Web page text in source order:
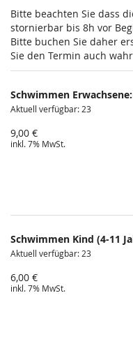
Bitte beachten Sie dass
stornierbar bis 8h vor
Bitte buchen Sie daher
Sie den Termin auch
Schwimmen
Aktuell verfügbar: 23
9,00 €
inkl. 7% MwSt.
Schwimmen Kind (4-11
Aktuell verfügbar: 23
6,00 €
inkl. 7% MwSt.